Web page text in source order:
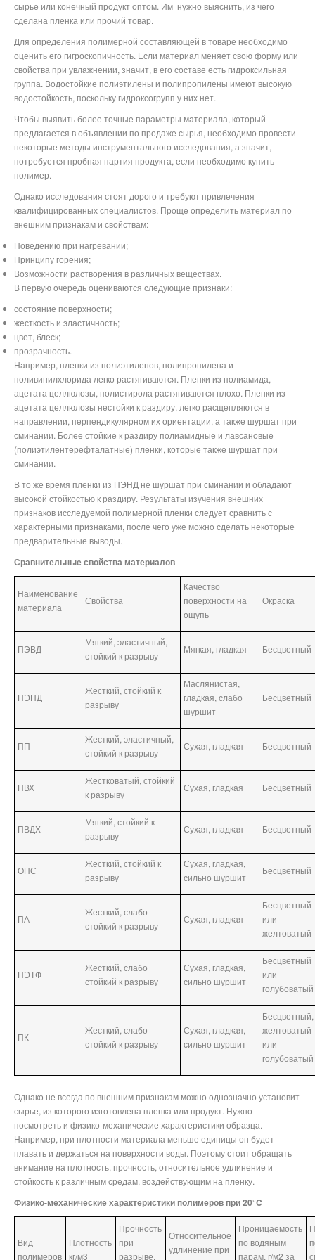
сырье или конечный продукт оптом. Им нужно выяснить, из чего
сделана пленка или прочий товар.
Для определения полимерной составляющей в товаре необходимо
оценить его гигроскопичность. Если материал меняет свою форму или
свойства при увлажнении, значит, в его составе есть гидроксильная
группа. Водостойкие полиэтилены и полипропилены имеют высокую
водостойкость, поскольку гидроксогрупп у них нет.
Чтобы выявить более точные параметры материала, который
предлагается в объявлении по продаже сырья, необходимо провести
некоторые методы инструментального исследования, а значит,
потребуется пробная партия продукта, если необходимо купить
полимер.
Однако исследования стоят дорого и требуют привлечения
квалифицированных специалистов. Проще определить материал по
внешним признакам и свойствам:
Поведению при нагревании;
Принципу горения;
Возможности растворения в различных веществах.
В первую очередь оцениваются следующие признаки:
состояние поверхности;
жесткость и эластичность;
цвет, блеск;
прозрачность.
Например, пленки из полиэтиленов, полипропилена и
поливинилхлорида легко растягиваются. Пленки из полиамида,
ацетата целлюлозы, полистирола растягиваются плохо. Пленки из
ацетата целлюлозы нестойки к раздиру, легко расщепляются в
направлении, перпендикулярном их ориентации, а также шуршат при
сминании. Более стойкие к раздиру полиамидные и лавсановые
(полиэтилентерефталатные) пленки, которые также шуршат при
сминании.
В то же время пленки из ПЭНД не шуршат при сминании и обладают
высокой стойкостью к раздиру. Результаты изучения внешних
признаков исследуемой полимерной пленки следует сравнить с
характерными признаками, после чего уже можно сделать некоторые
предварительные выводы.
Сравнительные свойства материалов
Наименование
материала
Свойства
Качество
поверхности на
ощупь
Окраска
ПЭВД
Мягкий, эластичный,
стойкий к разрыву
Мягкая, гладкая Бесцветный
ПЭНД
Жесткий, стойкий к
разрыву
Маслянистая,
гладкая, слабо
шуршит
Бесцветный
ПП
Жесткий, эластичный,
стойкий к разрыву
Сухая, гладкая Бесцветный
ПВХ
Жестковатый, стойкий
к разрыву
Сухая, гладкая Бесцветный
ПВДХ
Мягкий, стойкий к
разрыву
Сухая, гладкая Бесцветный
ОПС
Жесткий, стойкий к
разрыву
Сухая, гладкая,
сильно шуршит
Бесцветный
ПА
Жесткий, слабо
стойкий к разрыву
Сухая, гладкая
Бесцветный
или
желтоватый
ПЭТФ
Жесткий, слабо
стойкий к разрыву
Сухая, гладкая,
сильно шуршит
Бесцветный
или
голубоватый
ПК
Жесткий, слабо
стойкий к разрыву
Сухая, гладкая,
сильно шуршит
Бесцветный,
желтоватый
или
голубоватый
Однако не всегда по внешним признакам можно однозначно установит
сырье, из которого изготовлена пленка или продукт. Нужно
посмотреть и физико-механические характеристики образца.
Например, при плотности материала меньше единицы он будет
плавать и держаться на поверхности воды. Поэтому стоит обращать
внимание на плотность, прочность, относительное удлинение и
стойкость к различным средам, воздействующим на пленку.
Физико-механические характеристики полимеров при 20°C
Вид
полимеров
Плотность
кг/м3
Прочность
при
разрыве,
Относительное
удлинение при
Проницаемость
по водяным
парам, г/м2 за